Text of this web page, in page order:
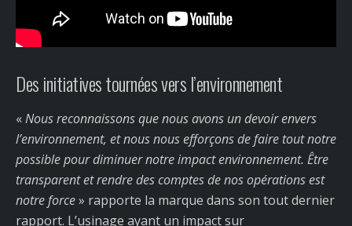
Des initiatives tournées vers l’environnement
«Nous reconnaissons que nous avons un devoir envers
l’environnement, et nous nous efforçons de faire tout notre
possible pour diminuer notre impact environnement. Être
transparent et rendre des comptes de nos opérations est
notre force» rapporte la marque dans son tout dernier
rapport. L’usinage ayant un impact sur